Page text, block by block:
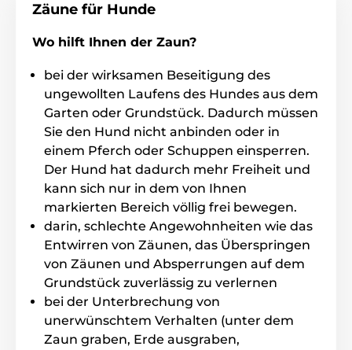
Zäune für Hunde
Wo hilft Ihnen der Zaun?
bei der wirksamen Beseitigung des
ungewollten Laufens des Hundes aus dem
Garten oder Grundstück. Dadurch müssen
Sie den Hund nicht anbinden oder in
einem Pferch oder Schuppen einsperren.
Der Hund hat dadurch mehr Freiheit und
kann sich nur in dem von Ihnen
markierten Bereich völlig frei bewegen.
darin, schlechte Angewohnheiten wie das
Entwirren von Zäunen, das Überspringen
von Zäunen und Absperrungen auf dem
Grundstück zuverlässig zu verlernen
bei der Unterbrechung von
unerwünschtem Verhalten (unter dem
Zaun graben, Erde ausgraben,